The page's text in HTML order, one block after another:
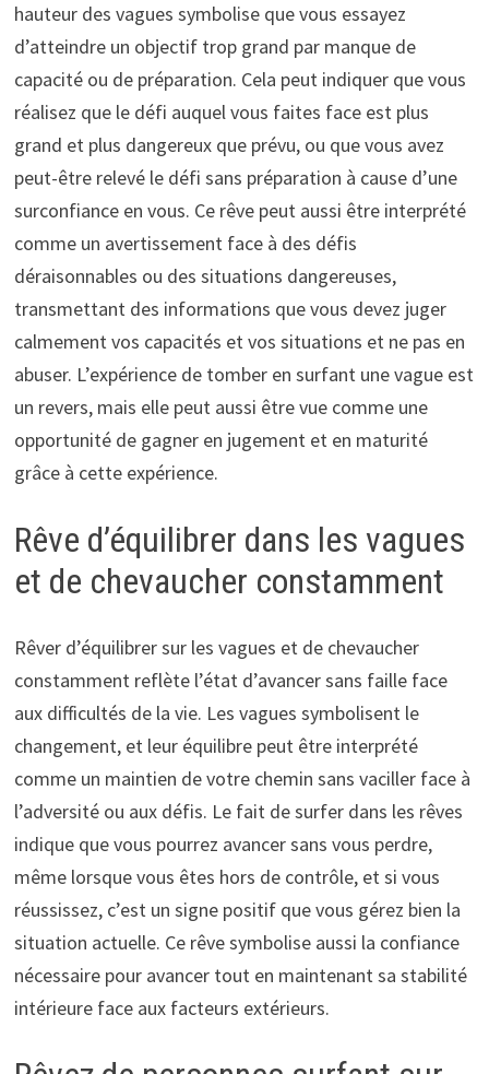
hauteur des vagues symbolise que vous essayez
d’atteindre un objectif trop grand par manque de
capacité ou de préparation. Cela peut indiquer que vous
réalisez que le défi auquel vous faites face est plus
grand et plus dangereux que prévu, ou que vous avez
peut-être relevé le défi sans préparation à cause d’une
surconfiance en vous. Ce rêve peut aussi être interprété
comme un avertissement face à des défis
déraisonnables ou des situations dangereuses,
transmettant des informations que vous devez juger
calmement vos capacités et vos situations et ne pas en
abuser. L’expérience de tomber en surfant une vague est
un revers, mais elle peut aussi être vue comme une
opportunité de gagner en jugement et en maturité
grâce à cette expérience.
Rêve d’équilibrer dans les vagues
et de chevaucher constamment
Rêver d’équilibrer sur les vagues et de chevaucher
constamment reflète l’état d’avancer sans faille face
aux difficultés de la vie. Les vagues symbolisent le
changement, et leur équilibre peut être interprété
comme un maintien de votre chemin sans vaciller face à
l’adversité ou aux défis. Le fait de surfer dans les rêves
indique que vous pourrez avancer sans vous perdre,
même lorsque vous êtes hors de contrôle, et si vous
réussissez, c’est un signe positif que vous gérez bien la
situation actuelle. Ce rêve symbolise aussi la confiance
nécessaire pour avancer tout en maintenant sa stabilité
intérieure face aux facteurs extérieurs.